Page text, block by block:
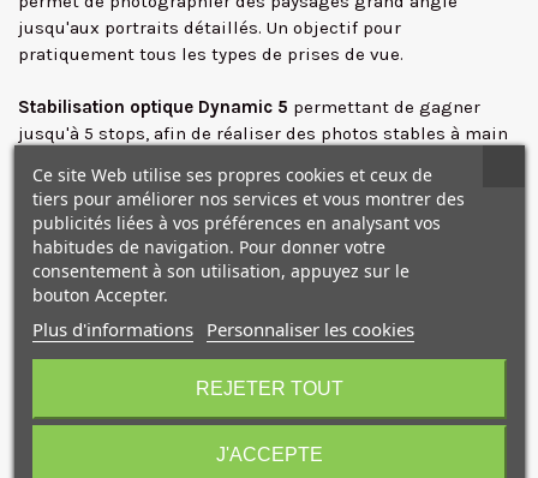
jusqu'aux portraits détaillés. Un objectif pour
pratiquement tous les types de prises de vue.
Stabilisation optique Dynamic 5 permettant de gagner
jusqu'à 5 stops, afin de réaliser des photos stables à main
La mise au pointNano USMest d'unsilence quasi absolu
Elle s'effectue rapidement lorsque vous prenez des photos,
et de manière plus fluide lorsque vous filmez. Ce système
de mise au point permet également un contrôle de la
au point manuelpermanent en mode AF ponctuel.
bague de contrôle configurable
peut être utilisée pour
régler divers paramètres d'exposition, notamment
Le diaphragme circulaire à sept lamelles permet de
réaliser de superbes bokeh.
Compatible : EOS R EOS RP
Ce site Web utilise ses propres cookies et ceux de
tiers pour améliorer nos services et vous montrer des
publicités liées à vos préférences en analysant vos
habitudes de navigation. Pour donner votre
consentement à son utilisation, appuyez sur le
bouton Accepter.
Plus d'informations Personnaliser les cookies
REJETER TOUT
J'ACCEPTE
10€ OFFERTS sur votre
premier achat !